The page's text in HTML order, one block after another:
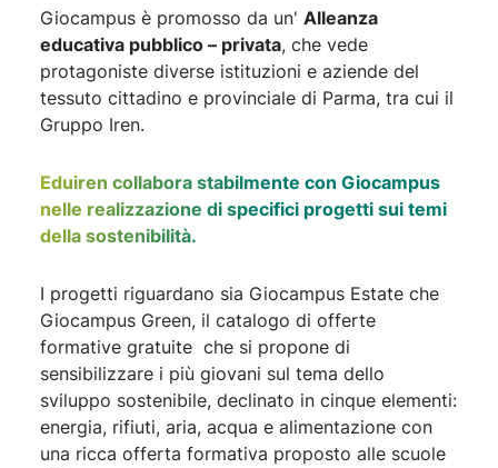
Giocampus è promosso da un' Alleanza
educativa pubblico – privata, che vede
protagoniste diverse istituzioni e aziende del
tessuto cittadino e provinciale di Parma, tra cui il
Gruppo Iren.
Eduiren collabora stabilmente con Giocampus
nelle realizzazione di specifici progetti sui temi
della sostenibilità.
I progetti riguardano sia Giocampus Estate che
Giocampus Green, il catalogo di offerte
formative gratuite che si propone di
sensibilizzare i più giovani sul tema dello
sviluppo sostenibile, declinato in cinque elementi:
energia, rifiuti, aria, acqua e alimentazione con
una ricca offerta formativa proposto alle scuole